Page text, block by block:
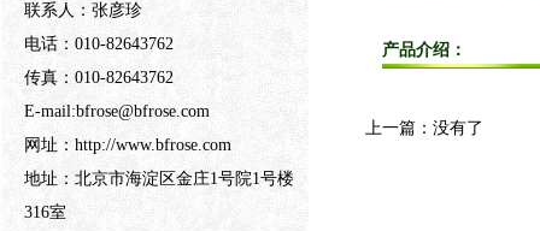
联系人：张彦珍
电话：010-82643762
传真：010-82643762
E-mail:bfrose@bfrose.com
网址：http://www.bfrose.com
地址：北京市海淀区金庄1号院1号楼
316室
产品介绍：
上一篇：没有了